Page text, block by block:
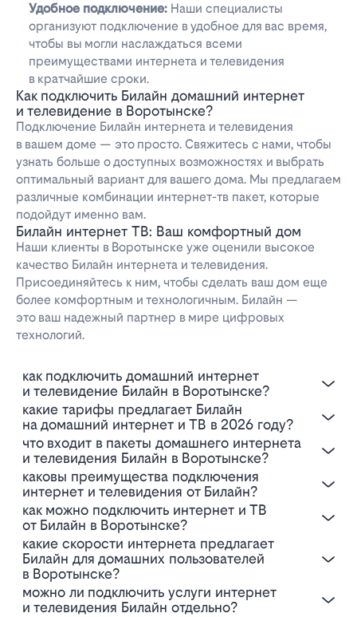
Удобное подключение: Наши специалисты
организуют подключение в удобное для вас время,
чтобы вы могли наслаждаться всеми
преимуществами интернета и телевидения
в кратчайшие сроки.
Как подключить Билайн домашний интернет
и телевидение в Воротынске?
Подключение Билайн интернета и телевидения
в вашем доме — это просто. Свяжитесь с нами, чтобы
узнать больше о доступных возможностях и выбрать
оптимальный вариант для вашего дома. Мы предлагаем
различные комбинации интернет-тв пакет, которые
подойдут именно вам.
Билайн интернет ТВ: Ваш комфортный дом
Наши клиенты в Воротынске уже оценили высокое
качество Билайн интернета и телевидения.
Присоединяйтесь к ним, чтобы сделать ваш дом еще
более комфортным и технологичным. Билайн —
это ваш надежный партнер в мире цифровых
технологий.
Как подключить домашний интернет
и телевидение Билайн в Воротынске?
Какие тарифы предлагает Билайн
на домашний интернет и ТВ в 2026 году?
Что входит в пакеты домашнего интернета
и телевидения Билайн в Воротынске?
Каковы преимущества подключения
интернет и телевидения от Билайн?
Как можно подключить интернет и ТВ
от Билайн в Воротынске?
Какие скорости интернета предлагает
Билайн для домашних пользователей
в Воротынске?
Можно ли подключить услуги интернет
и телевидения Билайн отдельно?